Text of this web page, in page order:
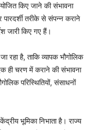
किए जाने की संभावना
तरीके से संपन्न कराने
जारी किए गए हैं।
रहा है, ताकि व्यापक भौगोलिक
ही चरण में कराने की संभावना
परिस्थितियों, संसाधनों
भूमिका निभाता है। राज्य